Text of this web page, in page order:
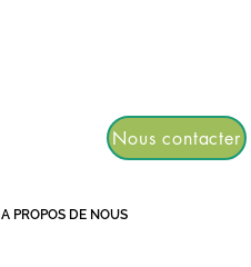
Nous contacter
A PROPOS DE NOUS